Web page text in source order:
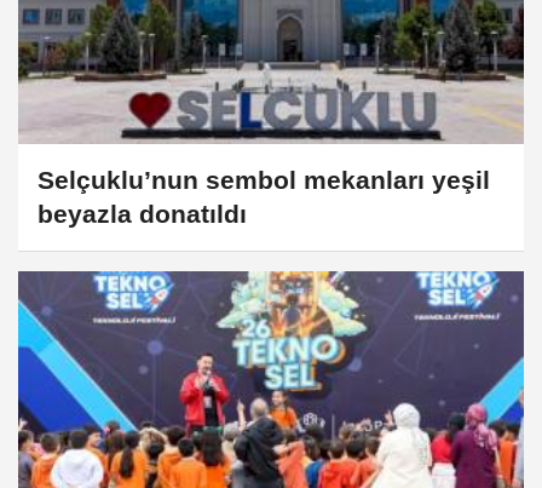
Selçuklu’nun sembol mekanları yeşil
beyazla donatıldı